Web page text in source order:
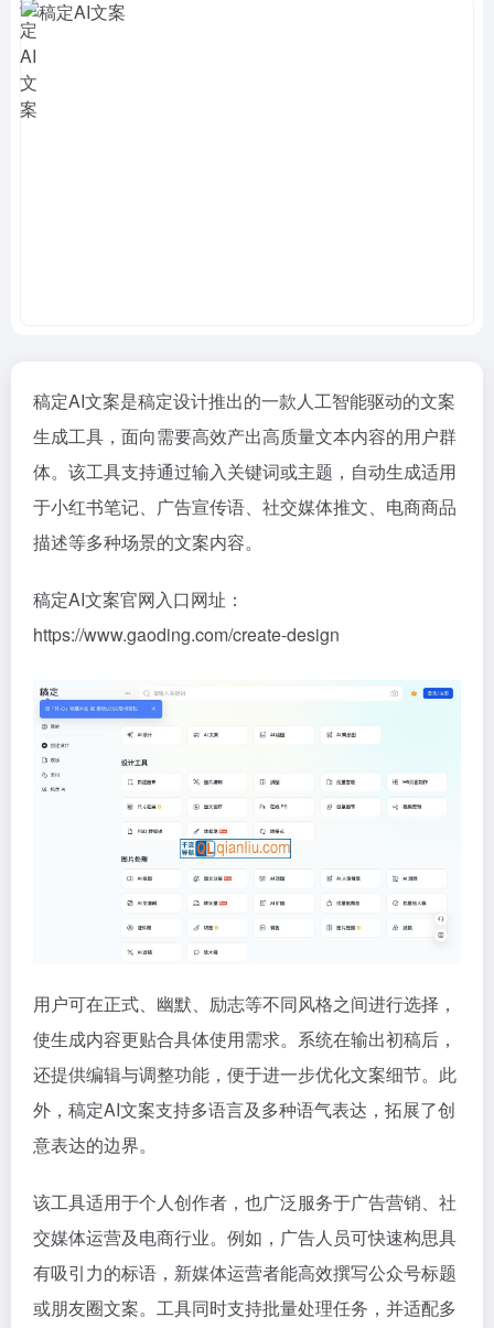
稿定AI文案是稿定设计推出的一款人工智能驱动的文案
生成工具，面向需要高效产出高质量文本内容的用户群
体。该工具支持通过输入关键词或主题，自动生成适用
于小红书笔记、广告宣传语、社交媒体推文、电商商品
描述等多种场景的文案内容。
稿定AI文案官网入口网址：
https://www.gaoding.com/create-design
用户可在正式、幽默、励志等不同风格之间进行选择，
使生成内容更贴合具体使用需求。系统在输出初稿后，
还提供编辑与调整功能，便于进一步优化文案细节。此
外，稿定AI文案支持多语言及多种语气表达，拓展了创
意表达的边界。
该工具适用于个人创作者，也广泛服务于广告营销、社
交媒体运营及电商行业。例如，广告人员可快速构思具
有吸引力的标语，新媒体运营者能高效撰写公众号标题
或朋友圈文案。工具同时支持批量处理任务，并适配多